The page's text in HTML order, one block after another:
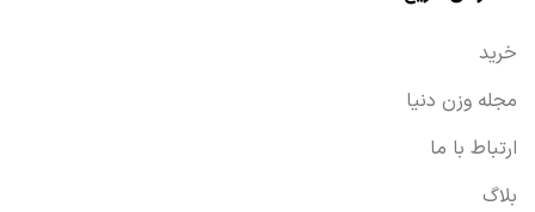
خرید
مجله وزن دنیا
ارتباط با ما
بلاگ